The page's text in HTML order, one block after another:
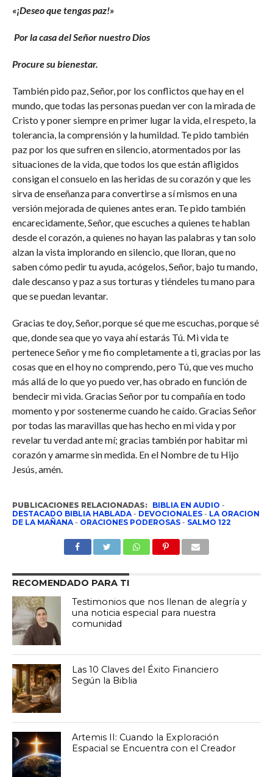
«¡Deseo que tengas paz!»
Por la casa del Señor nuestro Dios
Procure su bienestar.
También pido paz, Señor, por los conflictos que hay en el
mundo, que todas las personas puedan ver con la mirada de
Cristo y poner siempre en primer lugar la vida, el respeto, la
tolerancia, la comprensión y la humildad. Te pido también
paz por los que sufren en silencio, atormentados por las
situaciones de la vida, que todos los que están afligidos
consigan el consuelo en las heridas de su corazón y que les
sirva de enseñanza para convertirse a sí mismos en una
versión mejorada de quienes antes eran. Te pido también
encarecidamente, Señor, que escuches a quienes te hablan
desde el corazón, a quienes no hayan las palabras y tan solo
alzan la vista implorando en silencio, que lloran, que no
saben cómo pedir tu ayuda, acógelos, Señor, bajo tu mando,
dale descanso y paz a sus torturas y tiéndeles tu mano para
que se puedan levantar.
Gracias te doy, Señor, porque sé que me escuchas, porque sé
que, donde sea que yo vaya ahí estarás Tú. Mi vida te
pertenece Señor y me fio completamente a ti, gracias por las
cosas que en el hoy no comprendo, pero Tú, que ves mucho
más allá de lo que yo puedo ver, has obrado en función de
bendecir mi vida. Gracias Señor por tu compañía en todo
momento y por sostenerme cuando he caído. Gracias Señor
por todas las maravillas que has hecho en mi vida y por
revelar tu verdad ante mí; gracias también por habitar mi
corazón y amarme sin medida. En el Nombre de tu Hijo
Jesús, amén.
PUBLICACIONES RELACIONADAS: BIBLIA EN AUDIO -
DESTACADO BIBLIA HABLADA- DEVOCIONALES- LA ORACION
DE LA MAÑANA- ORACIONES PODEROSAS- SALMO 122
RECOMENDADO PARA TI
Testimonios que nos llenan de alegría y
una noticia especial para nuestra
comunidad
Las 10 Claves del Éxito Financiero
Según la Biblia
Artemis II: Cuando la Exploración
Espacial se Encuentra con el Creador